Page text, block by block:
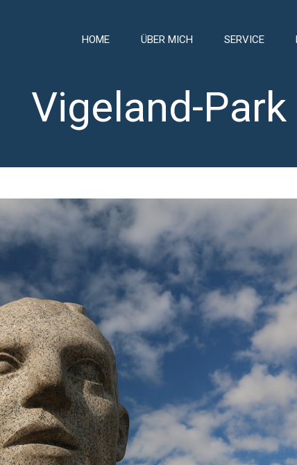
HOME ÜBER MICH SERVICE
Vigeland-Park